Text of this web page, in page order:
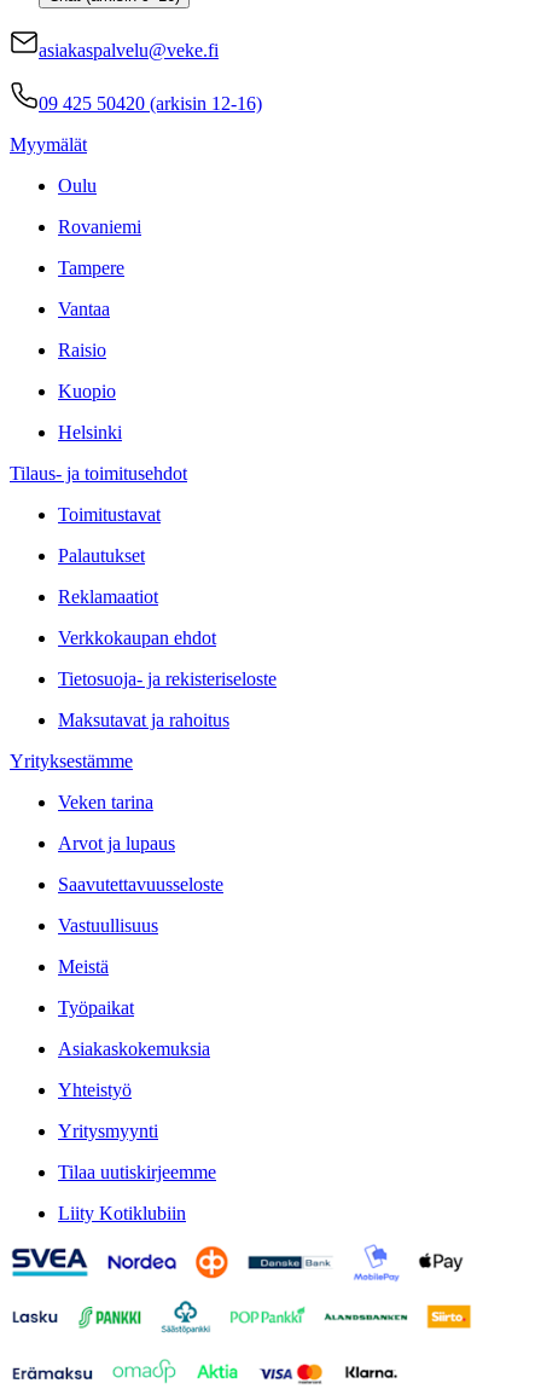
asiakaspalvelu@veke.fi
09 425 50420 (arkisin 12-16)
Myymälät
Oulu
Rovaniemi
Tampere
Vantaa
Raisio
Kuopio
Helsinki
Tilaus- ja toimitusehdot
Toimitustavat
Palautukset
Reklamaatiot
Verkkokaupan ehdot
Tietosuoja- ja rekisteriseloste
Maksutavat ja rahoitus
Yrityksestämme
Veken tarina
Arvot ja lupaus
Saavutettavuusseloste
Vastuullisuus
Meistä
Työpaikat
Asiakaskokemuksia
Yhteistyö
Yritysmyynti
Tilaa uutiskirjeemme
Liity Kotiklubiin